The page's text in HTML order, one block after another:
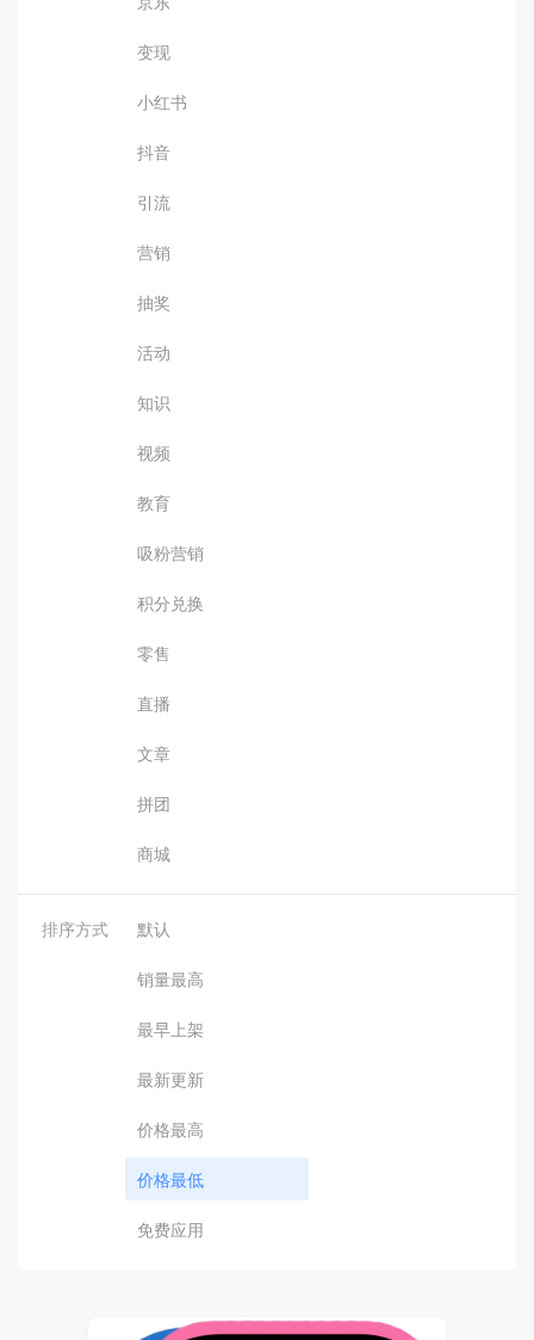
变现
小红书
抖音
引流
营销
抽奖
活动
知识
视频
教育
吸粉营销
积分兑换
零售
直播
文章
拼团
商城
排序方式 默认
销量最高
最早上架
最新更新
价格最高
价格最低
免费应用